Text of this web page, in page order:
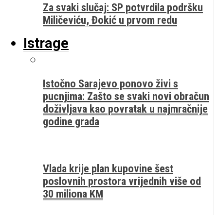
Za svaki slučaj: SP potvrdila podršku
Miličeviću, Đokić u prvom redu
Istrage
Istočno Sarajevo ponovo živi s
pucnjima: Zašto se svaki novi obračun
doživljava kao povratak u najmračnije
godine grada
Vlada krije plan kupovine šest
poslovnih prostora vrijednih više od
30 miliona KM